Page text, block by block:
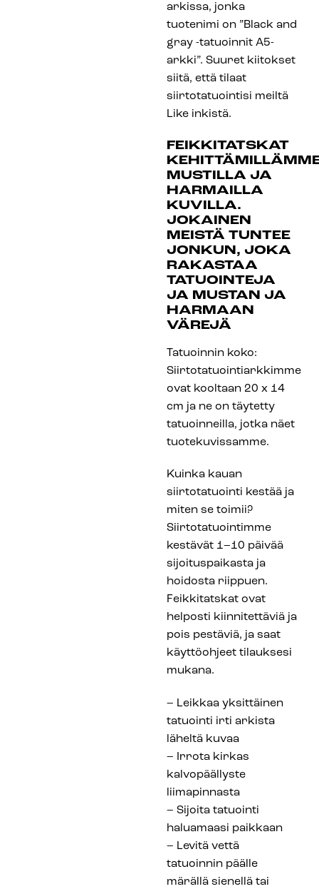
arkissa, jonka
tuotenimi on ”Black and
gray -tatuoinnit A5-
arkki”. Suuret kiitokset
siitä, että tilaat
siirtotatuointisi meiltä
Like inkistä.
FEIKKITATSKAT
MUSTILLA JA
HARMAILLA
KUVILLA.
JOKAINEN
MEISTÄ TUNTEE
JONKUN, JOKA
RAKASTAA
TATUOINTEJA
JA MUSTAN JA
HARMAAN
VÄREJÄ
Tatuoinnin koko:
Siirtotatuointiarkkimme
ovat kooltaan 20 x 14
cm ja ne on täytetty
tatuoinneilla, jotka näet
tuotekuvissamme.
Kuinka kauan
siirtotatuointi kestää ja
miten se toimii?
Siirtotatuointimme
kestävät 1–10 päivää
sijoituspaikasta ja
hoidosta riippuen.
Feikkitatskat ovat
helposti kiinnitettäviä ja
pois pestäviä, ja saat
käyttöohjeet tilauksesi
mukana.
– Leikkaa yksittäinen
tatuointi irti arkista
läheltä kuvaa
– Irrota kirkas
kalvopäällyste
liimapinnasta
– Sijoita tatuointi
haluamaasi paikkaan
– Levitä vettä
tatuoinnin päälle
märällä sienellä tai